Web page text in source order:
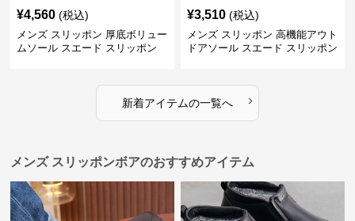
¥4,560 (税込)
メンズ スリッポン 厚底ボリュー
ムソール スエード スリッポン
¥3,510 (税込)
メンズ スリッポン 高機能アウト
ドアソール スエード スリッポン
新着アイテムの一覧へ ›
メンズ スリッポンボアのおすすめアイテム